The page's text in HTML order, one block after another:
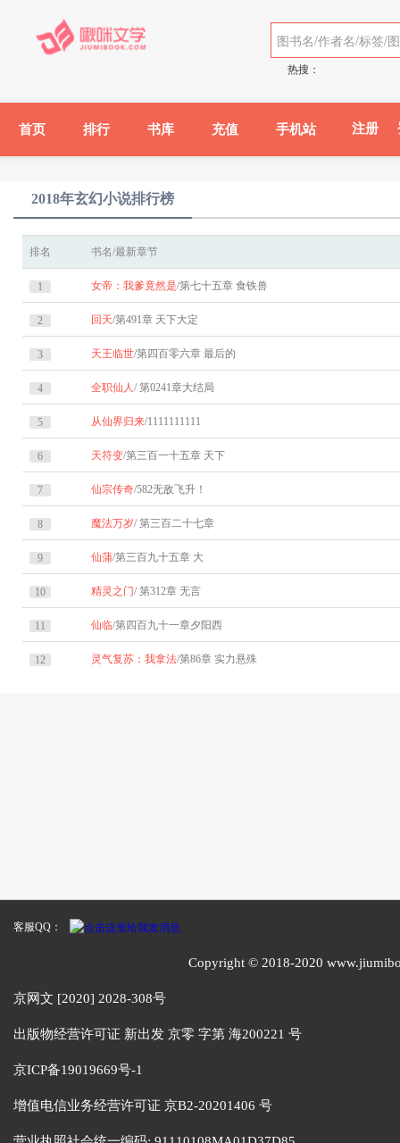
热搜：
首页 排行 书库 充值 手机站 注册
2018年玄幻小说排行榜
排名 书名/最新章节
1 女帝：我爹竟然是/第七十五章 食铁兽
2 回天/第491章 天下大定
3 天王临世/第四百零六章 最后的
4 全职仙人/ 第0241章大结局
5 从仙界归来/1111111111
6 天符变/第三百一十五章 天下
7 仙宗传奇/582无敌飞升！
8 魔法万岁/ 第三百二十七章
9 仙蒲/第三百九十五章 大
10 精灵之门/ 第312章 无言
11 仙临/第四百九十一章夕阳西
12 灵气复苏：我拿法/第86章 实力悬殊
客服QQ：
Copyright © 2018-2020
京网文 [2020] 2028-308号
出版物经营许可证 新出发 京零 字第 海200221 号
京ICP备19019669号-1
增值电信业务经营许可证 京B2-20201406 号